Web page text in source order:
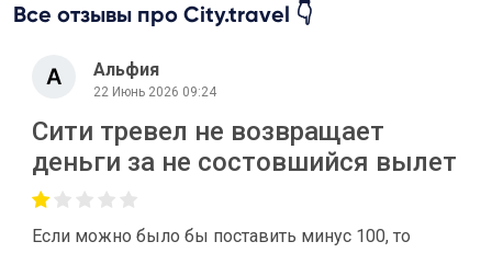
Все отзывы про City.travel 👇
Альфия
22 Июнь 2026 09:24
Сити тревел не возвращает
деньги за не состовшийся вылет
Если можно было бы поставить минус 100, то